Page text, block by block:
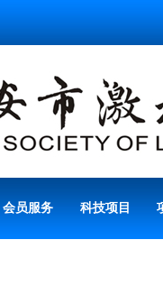
会员服务 科技项目